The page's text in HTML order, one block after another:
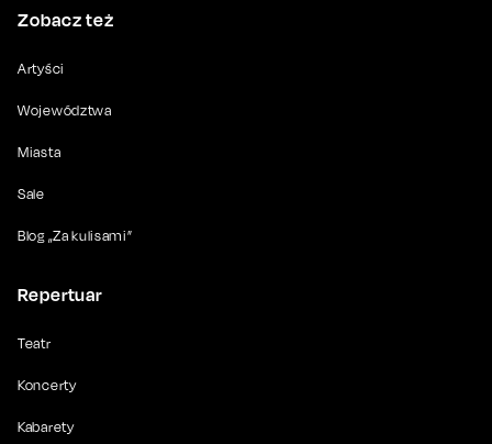
Zobacz też
Artyści
Województwa
Miasta
Sale
Blog „Za kulisami”
Repertuar
Teatr
Koncerty
Kabarety